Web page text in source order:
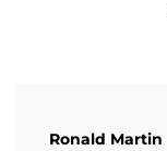
Ronald Martin